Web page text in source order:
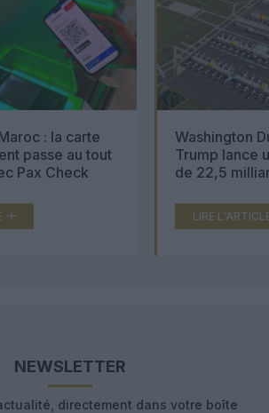
: la carte
passe au tout
Pax Check
Washington
Trump lance
de 22,5
LIRE
NEWSLETTER
directement dans votre boîte